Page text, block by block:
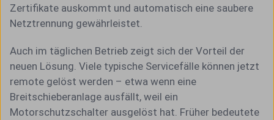
Zertifikate auskommt und automatisch eine saubere
Netztrennung gewährleistet.
Auch im täglichen Betrieb zeigt sich der Vorteil der
neuen Lösung. Viele typische Servicefälle können jetzt
remote gelöst werden – etwa wenn eine
Breitschieberanlage ausfällt, weil ein
Motorschutzschalter ausgelöst hat. Früher bedeutete